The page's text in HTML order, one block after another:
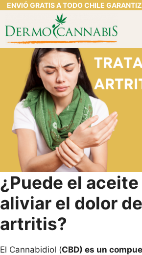
ENVIÓ GRATIS A TODO CHILE
al
contenido
¿Puede el aceite
aliviar el dolor
artritis?
El Cannabidiol (CBD) es un